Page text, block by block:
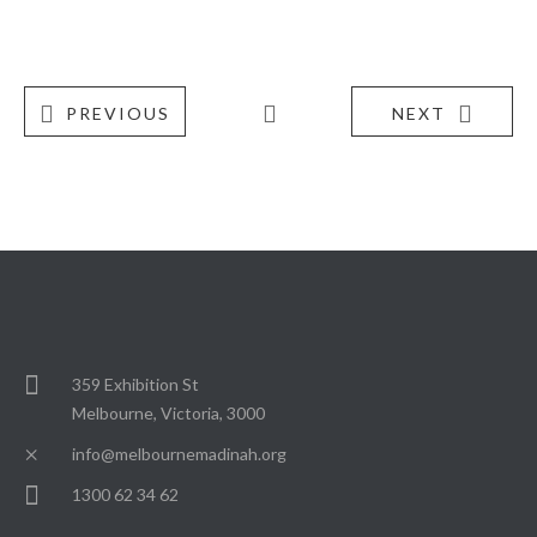
PREVIOUS NEXT
359 Exhibition St
Melbourne, Victoria, 3000
info@melbournemadinah.org
1300 62 34 62